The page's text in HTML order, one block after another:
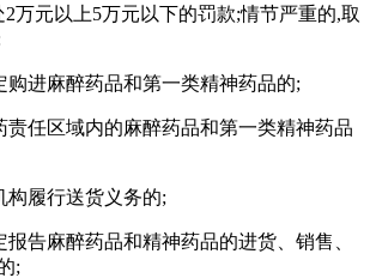
万元以上5万元以下的罚款;情节严重的,取
购进麻醉药品和第一类精神药品的;
责任区域内的麻醉药品和第一类精神药品
构履行送货义务的;
报告麻醉药品和精神药品的进货、销售、
;